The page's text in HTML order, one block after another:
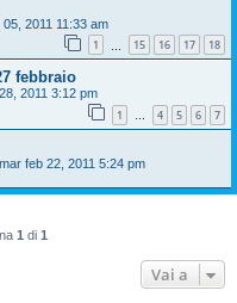
2011 11:33 am
1 15 16 17 18
febbraio
2011 3:12 pm
1 … 4 5 6 7
mar feb 22, 2011 5:24 pm
1 di 1
Vai a